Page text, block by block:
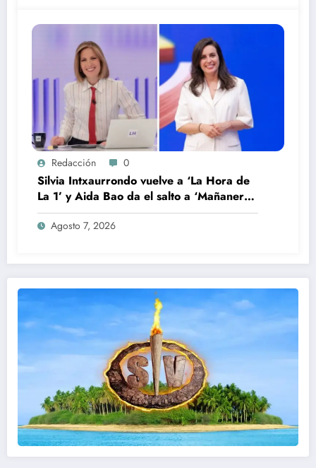
Redacción 0
Silvia Intxaurrondo vuelve a ‘La Hora de
La 1’ y Aida Bao da el salto a ‘Mañaneros
360’
Agosto 7, 2026